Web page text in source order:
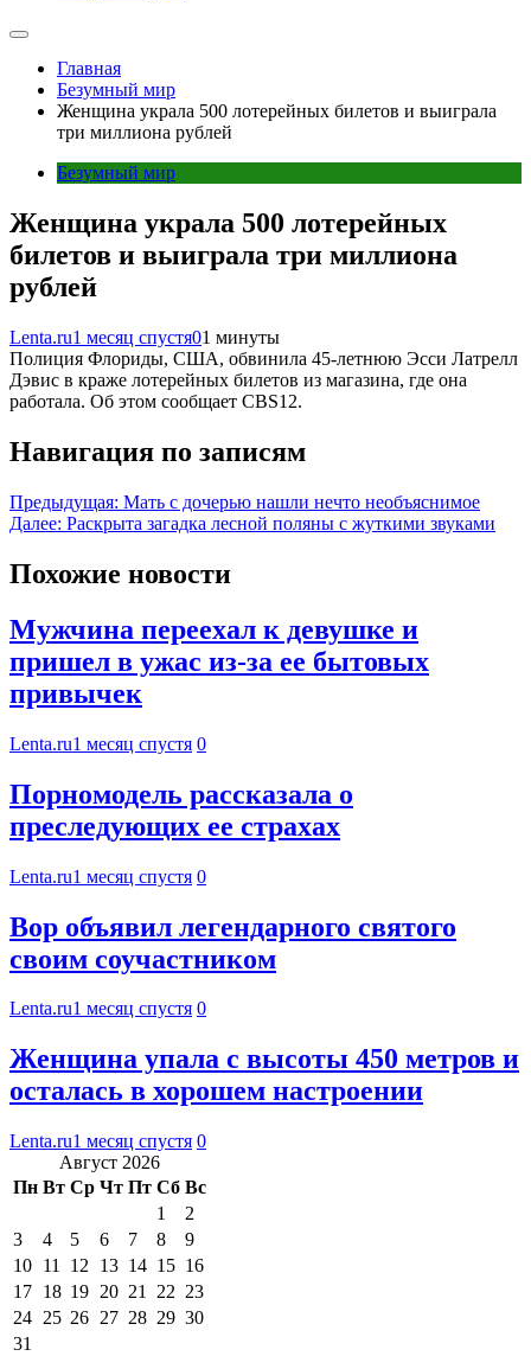
Главная
Безумный мир
Женщина украла 500 лотерейных билетов и выиграла
три миллиона рублей
Безумный мир
Женщина украла 500 лотерейных
билетов и выиграла три миллиона
рублей
Lenta.ru1 месяц спустя01 минуты
Полиция Флориды, США, обвинила 45-летнюю Эсси Латрелл
Дэвис в краже лотерейных билетов из магазина, где она
работала. Об этом сообщает CBS12.
Навигация по записям
Предыдущая: Мать с дочерью нашли нечто необъяснимое
Далее: Раскрыта загадка лесной поляны с жуткими звуками
Похожие новости
Мужчина переехал к девушке и
пришел в ужас из-за ее бытовых
привычек
Lenta.ru1 месяц спустя 0
Порномодель рассказала о
преследующих ее страхах
Lenta.ru1 месяц спустя 0
Вор объявил легендарного святого
своим соучастником
Lenta.ru1 месяц спустя 0
Женщина упала с высоты 450 метров и
осталась в хорошем настроении
Lenta.ru1 месяц спустя 0
Август 2026
Пн Вт Ср Чт Пт Сб Вс
1
2
3
4 5 6 7 8
9
10 11 12 13 14 15 16
17 18 19 20 21 22 23
24 25 26 27 28 29 30
31